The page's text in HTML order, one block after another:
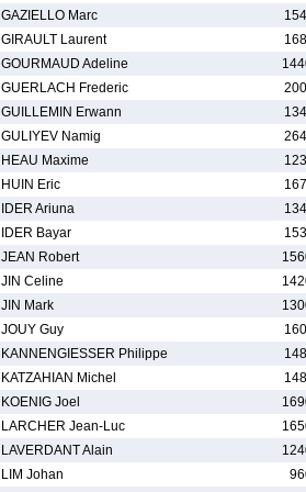
GAZIELLO Marc
GIRAULT Laurent
GOURMAUD Adeline
GUERLACH Frederic
GUILLEMIN Erwann
GULIYEV Namig
HEAU Maxime
HUIN Eric
IDER Ariuna
IDER Bayar
JEAN Robert
JIN Celine
JIN Mark
JOUY Guy
KANNENGIESSER Philippe
KATZAHIAN Michel
KOENIG Joel
LARCHER Jean-Luc
LAVERDANT Alain
LIM Johan